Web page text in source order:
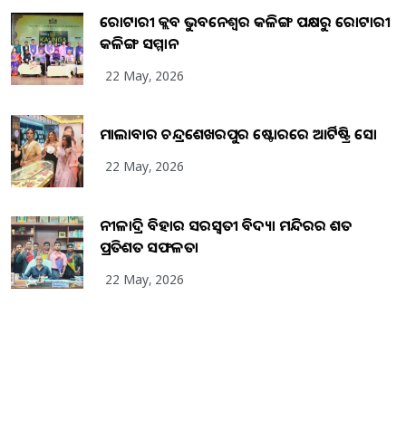
ରୋଟାରୀ କ୍ଲବ ଭୁବନେଶ୍ୱର କଳିଙ୍ଗ ପକ୍ଷରୁ ରୋଟାରୀ
କଳିଙ୍ଗ ସମ୍ମାନ
22 May, 2026
ମାଲାବାର ଚନ୍ଦ୍ରଶେଖରପୁର ଷ୍ଟୋରରେ ଆର୍ଟିଷ୍ଟ୍ରି ସୋ
22 May, 2026
ନୀଳାଦ୍ରି ବିହାର ସରସ୍ୱତୀ ବିଦ୍ୟା ମନ୍ଦିରର ଶତ
ପ୍ରତିଶତ ସଫଳତା
22 May, 2026